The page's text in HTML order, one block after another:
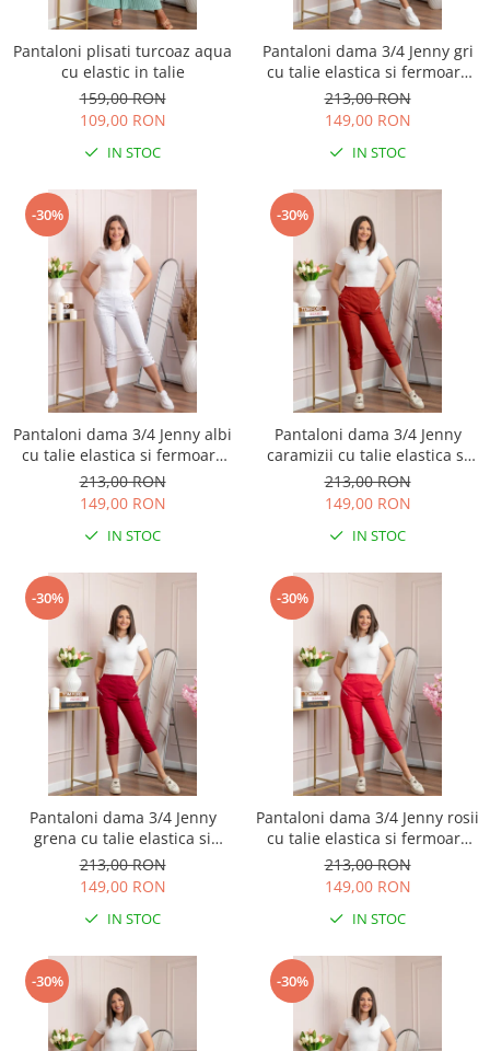
Pantaloni plisati turcoaz aqua
cu elastic in talie
159,00 RON
109,00 RON
IN STOC
Pantaloni dama 3/4 Jenny gri
cu talie elastica si fermoare
decorative
213,00 RON
149,00 RON
IN STOC
-30%
Pantaloni dama 3/4 Jenny albi
cu talie elastica si fermoare
decorative
213,00 RON
149,00 RON
IN STOC
-30%
Pantaloni dama 3/4 Jenny
caramizii cu talie elastica si
fermoare decorative
213,00 RON
149,00 RON
IN STOC
-30%
Pantaloni dama 3/4 Jenny
grena cu talie elastica si
fermoare decorative
213,00 RON
149,00 RON
IN STOC
-30%
Pantaloni dama 3/4 Jenny rosii
cu talie elastica si fermoare
decorative
213,00 RON
149,00 RON
IN STOC
-30% -30%